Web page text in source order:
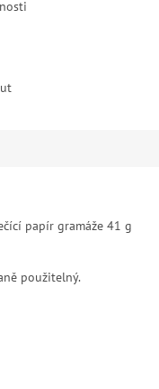
papír gramáže 41 g
použitelný.